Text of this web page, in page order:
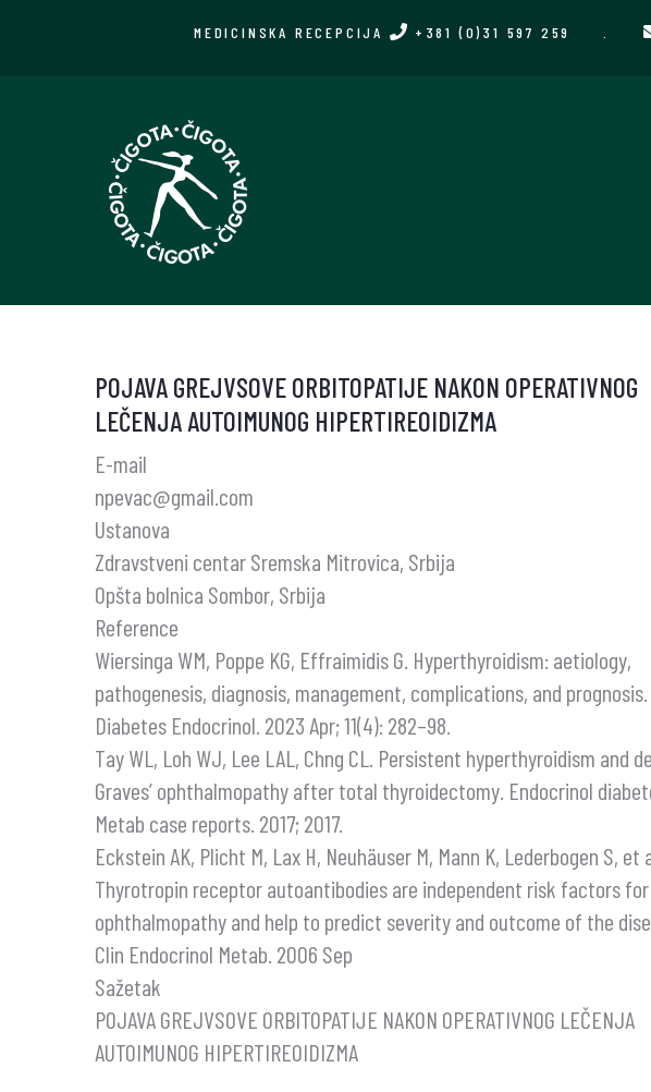
MEDICINSKA RECEPCIJA +381 (0)31 597 259
POJAVA GREJVSOVE ORBITOPATIJE NAKON OPERATIVNOG
LEČENJA AUTOIMUNOG HIPERTIREOIDIZMA
E-mail
npevac@gmail.com
Ustanova
Zdravstveni centar Sremska Mitrovica, Srbija
Opšta bolnica Sombor, Srbija
Reference
Wiersinga WM, Poppe KG, Effraimidis G. Hyperthyroidism: aetiology,
pathogenesis, diagnosis, management, complications, and
Diabetes Endocrinol. 2023 Apr; 11(4): 282–98.
Tay WL, Loh WJ, Lee LAL, Chng CL. Persistent hyperthyroidism and
Graves’ ophthalmopathy after total thyroidectomy. Endocrinol
Metab case reports. 2017; 2017.
Eckstein AK, Plicht M, Lax H, Neuhäuser M, Mann K, Lederbogen S, et
Thyrotropin receptor autoantibodies are independent risk factors for
ophthalmopathy and help to predict severity and outcome of the
Clin Endocrinol Metab. 2006 Sep
Sažetak
POJAVA GREJVSOVE ORBITOPATIJE NAKON OPERATIVNOG LEČENJA
AUTOIMUNOG HIPERTIREOIDIZMA